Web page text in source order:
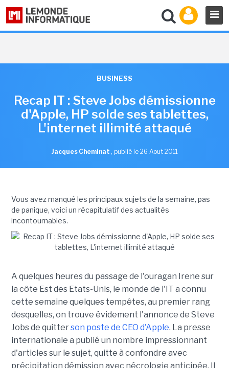
BUSINESS
Recap IT : Steve Jobs démissionne
d'Apple, HP solde ses tablettes,
L'internet illimité attaqué
Jacques Cheminat , publié le 26 Aout 2011
Vous avez manqué les principaux sujets de la semaine, pas
de panique, voici un récapitulatif des actualités
incontournables.
A quelques heures du passage de l'ouragan Irene sur
la côte Est des Etats-Unis, le monde de l'IT a connu
cette semaine quelques tempêtes, au premier rang
desquelles, on trouve évidement l'annonce de Steve
Jobs de quitterson poste de CEO d'Apple. La presse
internationale a publié un nombre impressionnant
d'articles sur le sujet, quitte à confondre avec
précipitation démission avec nécrologie anticipée. Il